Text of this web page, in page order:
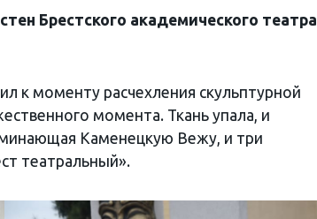
Брестского академического театра
к моменту расчехления скульптурной
момента. Ткань упала, и
Каменецкую Вежу, и три
театральный».